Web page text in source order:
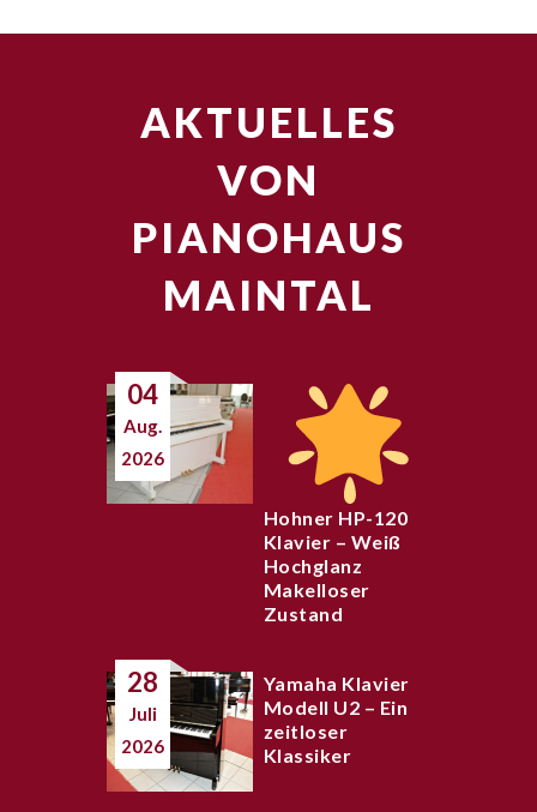
AKTUELLES
VON
PIANOHAUS
MAINTAL
04
Aug.
2026
Hohner HP-120
Klavier – Weiß
Hochglanz
Makelloser
Zustand
28
Juli
2026
Yamaha Klavier
Modell U2 – Ein
zeitloser
Klassiker